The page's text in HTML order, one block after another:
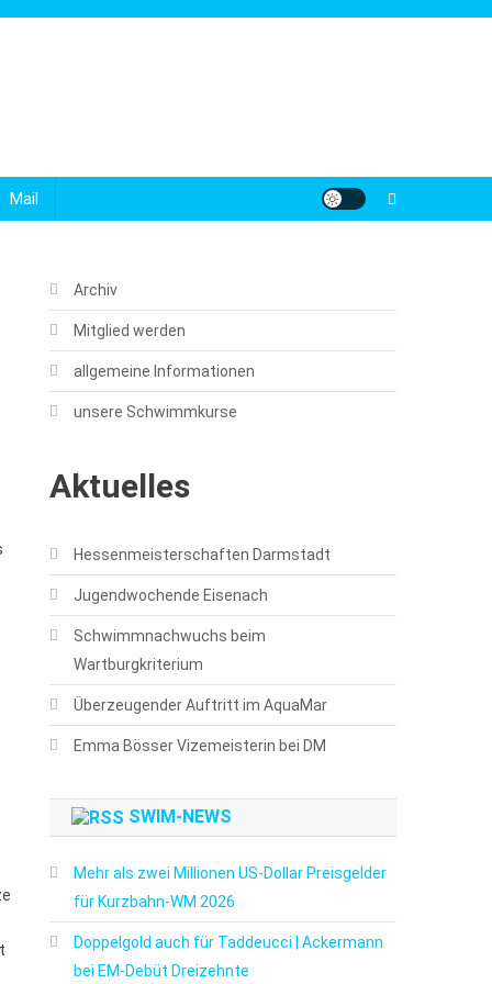
Mail
Archiv
Mitglied werden
allgemeine Informationen
unsere Schwimmkurse
Aktuelles
Hessenmeisterschaften Darmstadt
Jugendwochende Eisenach
Schwimmnachwuchs beim
Wartburgkriterium
Überzeugender Auftritt im AquaMar
Emma Bösser Vizemeisterin bei DM
SWIM-NEWS
Mehr als zwei Millionen US-Dollar Preisgelder
für Kurzbahn-WM 2026
Doppelgold auch für Taddeucci | Ackermann
bei EM-Debüt Dreizehnte